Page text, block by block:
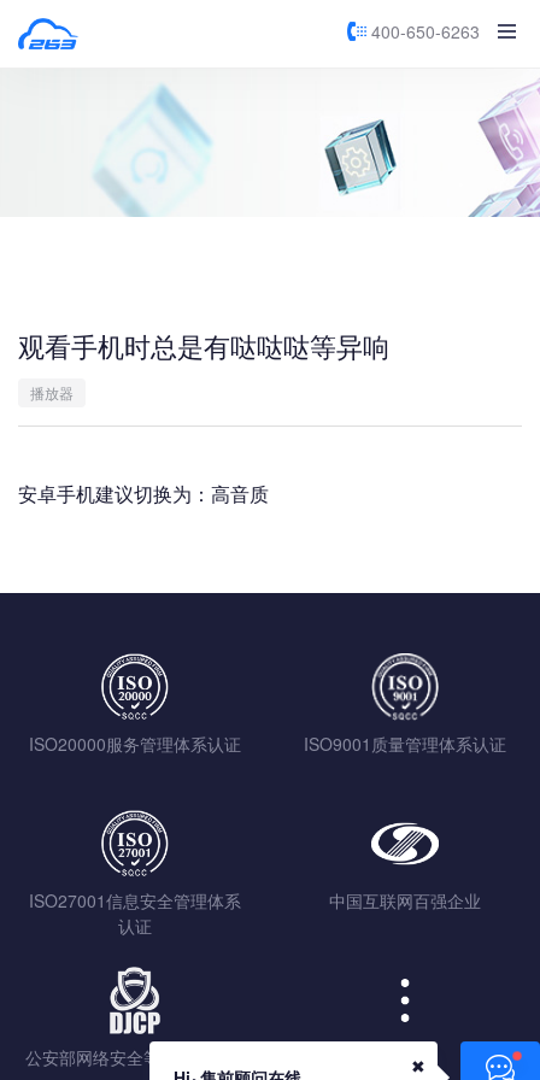
400-650-6263
观看手机时总是有哒哒哒等异响
播放器
安卓手机建议切换为：高音质
ISO20000服务管理体系认证 ISO9001质量管理体系认证
ISO27001信息安全管理体系
认证
中国互联网百强企业
公安部网络安全等级保护认证
查看更多
✖